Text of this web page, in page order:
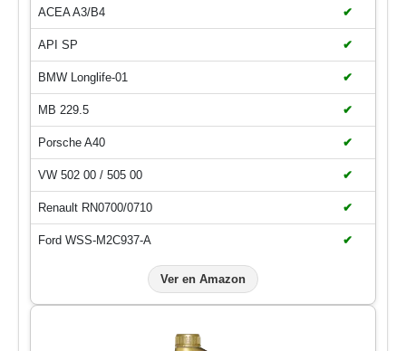
ACEA A3/B4 ✔
API SP ✔
BMW Longlife-01 ✔
MB 229.5 ✔
Porsche A40 ✔
VW 502 00 / 505 00 ✔
Renault RN0700/0710 ✔
Ford WSS-M2C937-A ✔
Ver en Amazon